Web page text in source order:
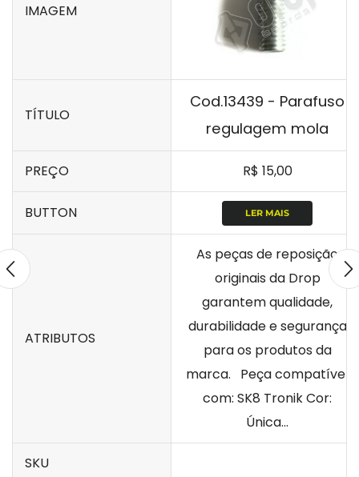
IMAGEM
TÍTULO
Cod.13439 - Parafuso
regulagem mola
PREÇO R$ 15,00
BUTTON LER MAIS
ATRIBUTOS
As peças de reposição
originais da Drop
garantem qualidade,
durabilidade e segurança
para os produtos da
marca. Peça compatível
com: SK8 Tronik Cor:
Única...
SKU